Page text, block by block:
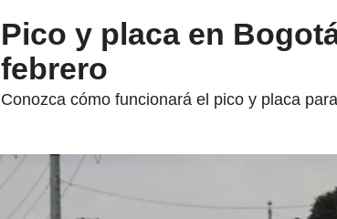
Pico y placa en
febrero
Conozca cómo funcionará el pico y placa